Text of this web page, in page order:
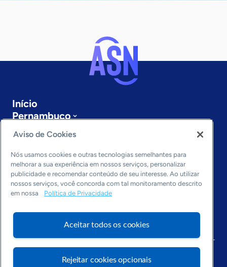
Início
Pernambuco
Sobre a ASN
Últimas notícias
Entre em contato
Editorias
Economia & Política
Inovação & Tecnologia
Cultura empreendedora
Arquivo
Aviso de Cookies
Nós usamos cookies e outras tecnologias semelhantes para
melhorar a sua experiência em nossos serviços, personalizar
publicidade e recomendar conteúdo de seu interesse. Ao utilizar
nossos serviços, você concorda com tal monitoramento descrito
em nossa
Política de Privacidade
Aceitar todos os cookies
Rejeitar cookies opcionais